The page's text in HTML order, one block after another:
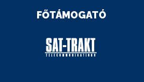
FŐTÁMOGATÓ